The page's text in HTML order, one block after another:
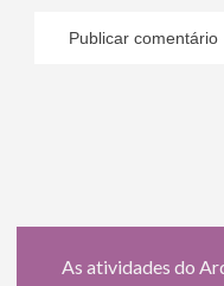
As atividades do